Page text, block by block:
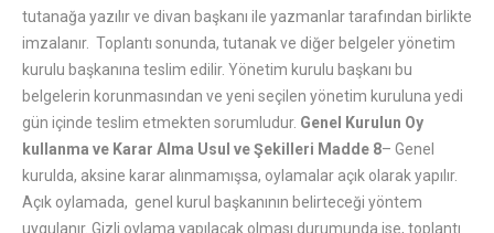
tutanağa yazılır ve divan başkanı ile yazmanlar tarafından birlikte
imzalanır. Toplantı sonunda, tutanak ve diğer belgeler yönetim
kurulu başkanına teslim edilir. Yönetim kurulu başkanı bu
belgelerin korunmasından ve yeni seçilen yönetim kuruluna yedi
gün içinde teslim etmekten sorumludur. Genel Kurulun Oy
kullanma ve Karar Alma Usul ve Şekilleri Madde 8– Genel
kurulda, aksine karar alınmamışsa, oylamalar açık olarak yapılır.
Açık oylamada, genel kurul başkanının belirteceği yöntem
uygulanır. Gizli oylama yapılacak olması durumunda ise, toplantı